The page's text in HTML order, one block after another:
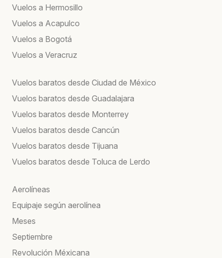
Vuelos a Hermosillo
Vuelos a Acapulco
Vuelos a Bogotá
Vuelos a Veracruz
Vuelos baratos desde Ciudad de México
Vuelos baratos desde Guadalajara
Vuelos baratos desde Monterrey
Vuelos baratos desde Cancún
Vuelos baratos desde Tijuana
Vuelos baratos desde Toluca de Lerdo
Aerolíneas
Equipaje según aerolínea
Meses
Septiembre
Revolución Méxicana